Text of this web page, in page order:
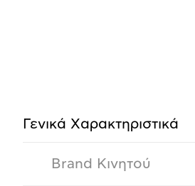
Γενικά Xαρακτηριστικά
Brand Κινητού